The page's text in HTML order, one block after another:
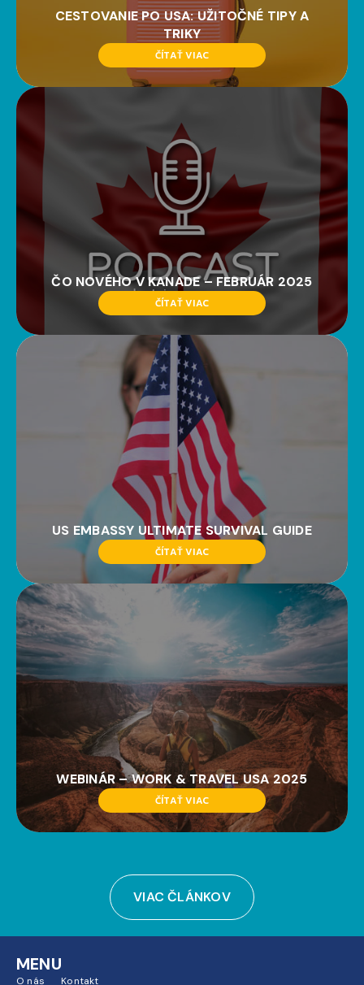
CESTOVANIE PO USA: UŽITOČNÉ TIPY A
TRIKY
ČÍTAŤ VIAC
ČO NOVÉHO V KANADE – FEBRUÁR 2025
ČÍTAŤ VIAC
US EMBASSY ULTIMATE SURVIVAL GUIDE
ČÍTAŤ VIAC
WEBINÁR – WORK & TRAVEL USA 2025
ČÍTAŤ VIAC
VIAC ČLÁNKOV
MENU
O nás Kontakt